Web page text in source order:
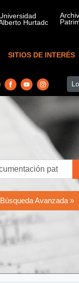
SITIOS DE INTERÉS
Búsqueda Avanzada »